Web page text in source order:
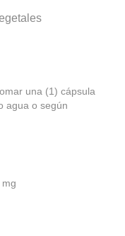
una (1) cápsula
agua o según